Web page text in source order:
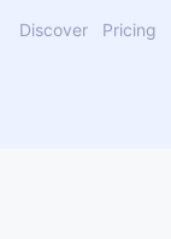
Discover Pricing